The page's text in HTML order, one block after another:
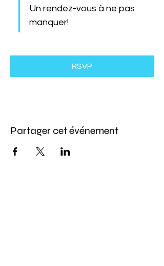
Un rendez-vous à ne pas
manquer!
RSVP
Partager cet événement